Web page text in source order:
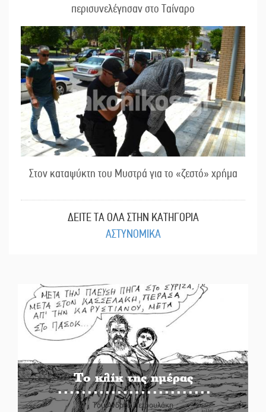
περισυνελέγησαν στο Ταίναρο
Στον καταψύκτη του Μυστρά για το «ζεστό» χρήμα
ΔΕΙΤΕ ΤΑ ΟΛΑ ΣΤΗΝ ΚΑΤΗΓΟΡΙΑ
ΑΣΤΥΝΟΜΙΚΑ
Το κλίκ της ημέρας
Του Ανδρέα Πετρουλάκη